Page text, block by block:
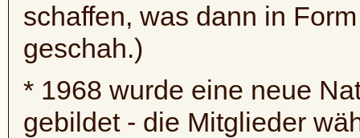
schaffen, was dann in
geschah.)
* 1968 wurde eine neue
gebildet - die Mitglieder